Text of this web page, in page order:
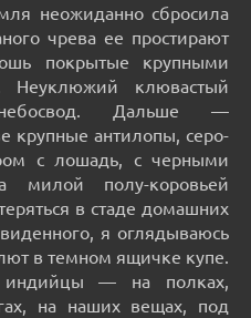
неожиданно сбросила
чрева ее простирают
покрытые крупными
Неуклюжий клювастый
Дальше —
крупные антилопы, серо-
с лошадь, с черными
милой полу-коровьей
в стаде домашних
я оглядываюсь
в темном ящичке купе.
индийцы — на полках,
на наших вещах, под